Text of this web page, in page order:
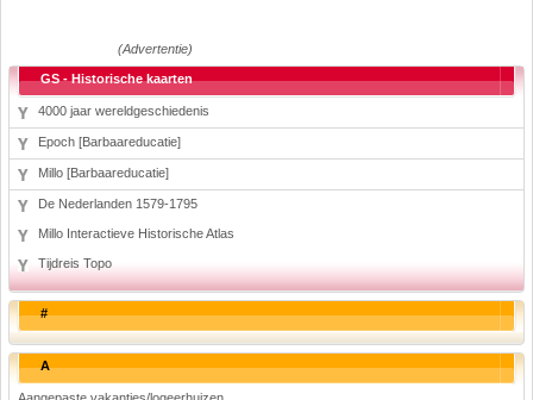
(Advertentie)
GS - Historische kaarten
4000 jaar wereldgeschiedenis
Epoch [Barbaareducatie]
Millo [Barbaareducatie]
De Nederlanden 1579-1795
Millo Interactieve Historische Atlas
Tijdreis Topo
#
A